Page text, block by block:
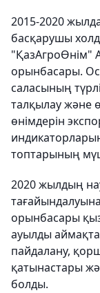
2015-2020
басқарушы
"ҚазАгроӨнім"
орынбасары.
саласының
талқылау және
өнімдерін
топтарының
2020 жылдың
орынбасары
ауылды
пайдалану,
қатынастары
болды.